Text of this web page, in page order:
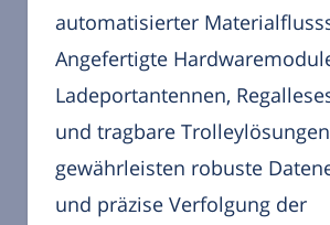
automatisierter
Angefertigte
Ladeportantennen,
und tragbare
gewährleisten robuste
und präzise Verfolgung der